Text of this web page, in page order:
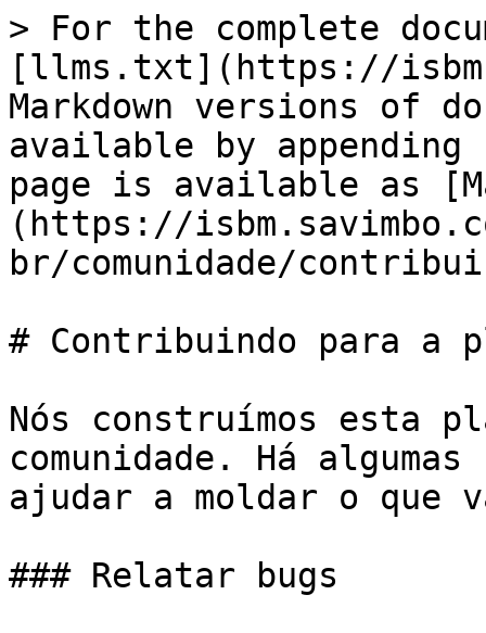
> For the complete
[llms.txt](https://
Markdown versions of
available by
page is available as
(https://
br/comunidade/
# Contribuindo para a
Nós construímos esta
comunidade. Há
ajudar a moldar o que
### Relatar bugs